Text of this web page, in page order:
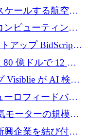
万ドルを確保
ケールする航空イ
ピューティング
要取引所に上場
アップ BidScript
万ドルを突破
80 億ドルで 12 億
Visiblie が AI 検索
ロを調達
ロフィードバッ
65万ユーロを確
モーターの規模拡
興企業を結び付け